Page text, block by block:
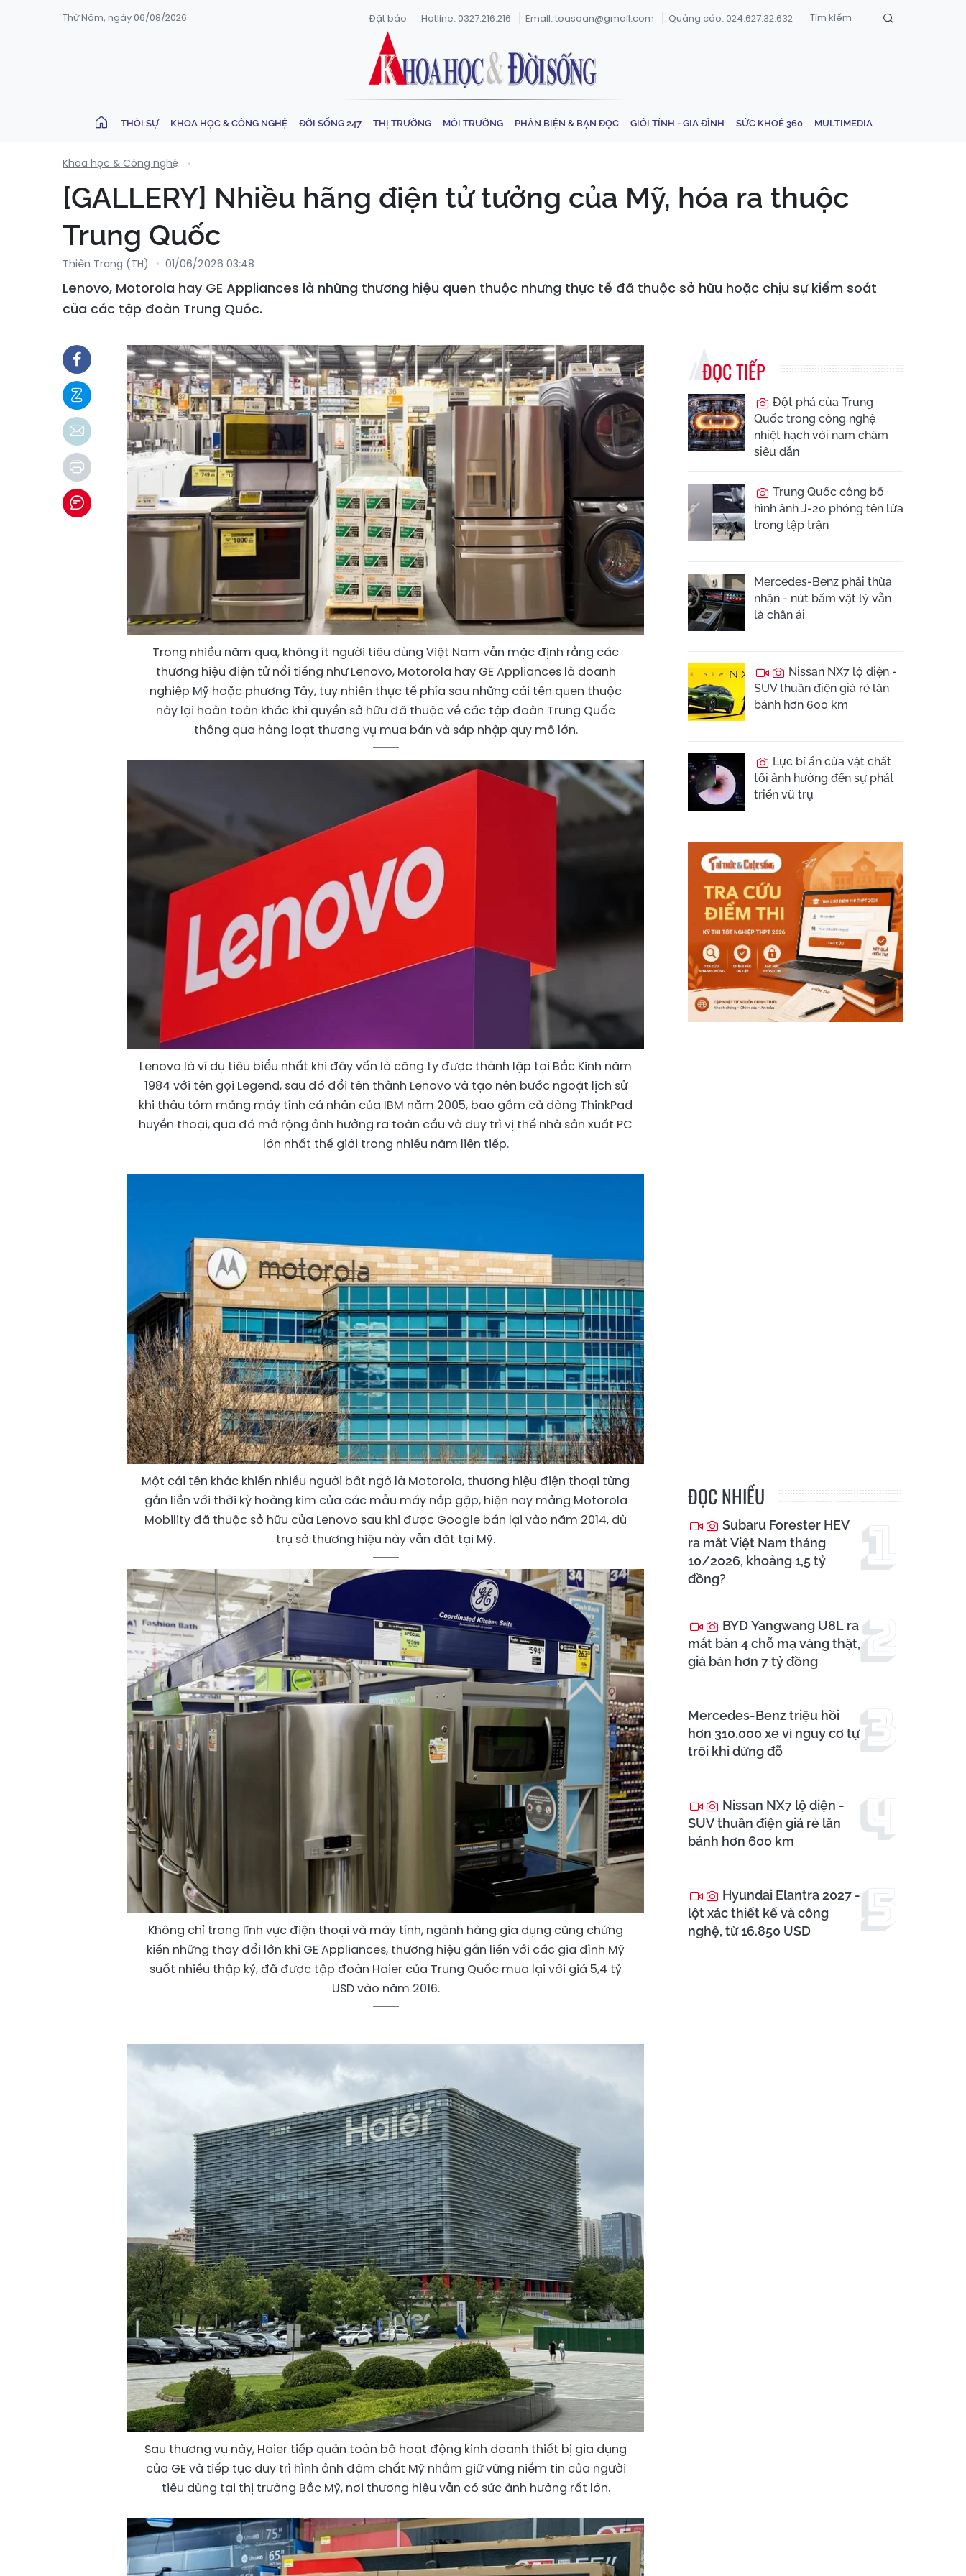
Thứ Năm, ngày 06/08/2026 Đặt báo Hotline: 0327.216.216 Email: toasoan@gmail.com Quảng cáo: 024.627.32.632
THỜI SỰ KHOA HỌC & CÔNG NGHỆ ĐỜI SỐNG 247 THỊ TRƯỜNG MÔI TRƯỜNG PHẢN BIỆN & BẠN ĐỌC GIỚI TÍNH - GIA ĐÌNH SỨC KHOẺ 360 MULTIMEDIA
Khoa học & Công nghệ
[GALLERY] Nhiều hãng điện tử tưởng của Mỹ, hóa ra thuộc
Trung Quốc
Thiên Trang (TH) 01/06/2026 03:48
Lenovo, Motorola hay GE Appliances là những thương hiệu quen thuộc nhưng thực tế đã thuộc sở hữu hoặc chịu sự kiểm soát
của các tập đoàn Trung Quốc.
Trong nhiều năm qua, không ít người tiêu dùng Việt Nam vẫn mặc định rằng các
thương hiệu điện tử nổi tiếng như Lenovo, Motorola hay GE Appliances là doanh
nghiệp Mỹ hoặc phương Tây, tuy nhiên thực tế phía sau những cái tên quen thuộc
này lại hoàn toàn khác khi quyền sở hữu đã thuộc về các tập đoàn Trung Quốc
thông qua hàng loạt thương vụ mua bán và sáp nhập quy mô lớn.
Lenovo là ví dụ tiêu biểu nhất khi đây vốn là công ty được thành lập tại Bắc Kinh năm
1984 với tên gọi Legend, sau đó đổi tên thành Lenovo và tạo nên bước ngoặt lịch sử
khi thâu tóm mảng máy tính cá nhân của IBM năm 2005, bao gồm cả dòng ThinkPad
huyền thoại, qua đó mở rộng ảnh hưởng ra toàn cầu và duy trì vị thế nhà sản xuất PC
lớn nhất thế giới trong nhiều năm liên tiếp.
Một cái tên khác khiến nhiều người bất ngờ là Motorola, thương hiệu điện thoại từng
gắn liền với thời kỳ hoàng kim của các mẫu máy nắp gập, hiện nay mảng Motorola
Mobility đã thuộc sở hữu của Lenovo sau khi được Google bán lại vào năm 2014, dù
trụ sở thương hiệu này vẫn đặt tại Mỹ.
Không chỉ trong lĩnh vực điện thoại và máy tính, ngành hàng gia dụng cũng chứng
kiến những thay đổi lớn khi GE Appliances, thương hiệu gắn liền với các gia đình Mỹ
suốt nhiều thập kỷ, đã được tập đoàn Haier của Trung Quốc mua lại với giá 5,4 tỷ
USD vào năm 2016.
Sau thương vụ này, Haier tiếp quản toàn bộ hoạt động kinh doanh thiết bị gia dụng
của GE và tiếp tục duy trì hình ảnh đậm chất Mỹ nhằm giữ vững niềm tin của người
tiêu dùng tại thị trường Bắc Mỹ, nơi thương hiệu vẫn có sức ảnh hưởng rất lớn.
ĐỌC TIẾP
Đột phá của Trung
Quốc trong công nghệ
nhiệt hạch với nam châm
siêu dẫn
Trung Quốc công bố
hình ảnh J-20 phóng tên lửa
trong tập trận
Mercedes-Benz phải thừa
nhận - nút bấm vật lý vẫn
là chân ái
Nissan NX7 lộ diện -
SUV thuần điện giá rẻ lăn
bánh hơn 600 km
Lực bí ẩn của vật chất
tối ảnh hưởng đến sự phát
triển vũ trụ
ĐỌC NHIỀU
Subaru Forester HEV
ra mắt Việt Nam tháng
10/2026, khoảng 1,5 tỷ
đồng?
BYD Yangwang U8L ra
mắt bản 4 chỗ mạ vàng thật,
giá bán hơn 7 tỷ đồng
Mercedes-Benz triệu hồi
hơn 310.000 xe vì nguy cơ tự
trôi khi dừng đỗ
Nissan NX7 lộ diện -
SUV thuần điện giá rẻ lăn
bánh hơn 600 km
Hyundai Elantra 2027 -
lột xác thiết kế và công
nghệ, từ 16.850 USD